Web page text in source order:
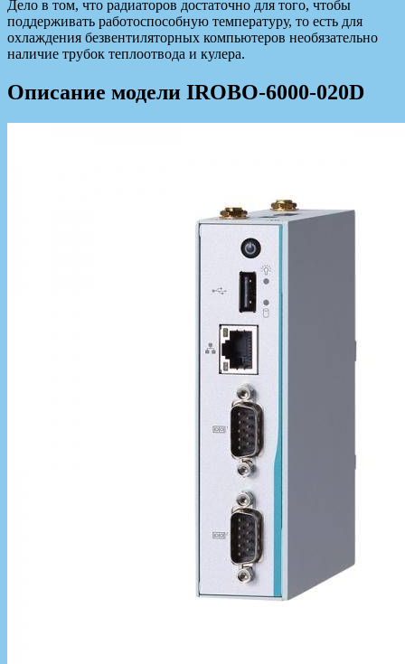
Дело в том, что радиаторов достаточно для того, чтобы
поддерживать работоспособную температуру, то есть для
охлаждения безвентиляторных компьютеров необязательно
наличие трубок теплоотвода и кулера.
Описание модели IROBO-6000-020D